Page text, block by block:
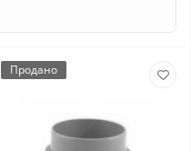
Продано